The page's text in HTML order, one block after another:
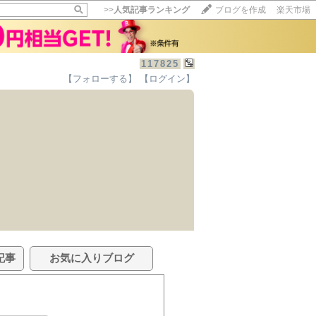
>>人気記事ランキング ブログを作成 楽天市場
117825
【フォローする】 【ログイン】
事 お気に入りブログ